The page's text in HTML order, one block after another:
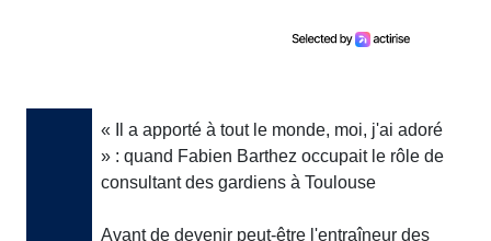
« Il a apporté à tout le monde, moi, j'ai adoré
» : quand Fabien Barthez occupait le rôle de
consultant des gardiens à Toulouse
Avant de devenir peut-être l'entraîneur des